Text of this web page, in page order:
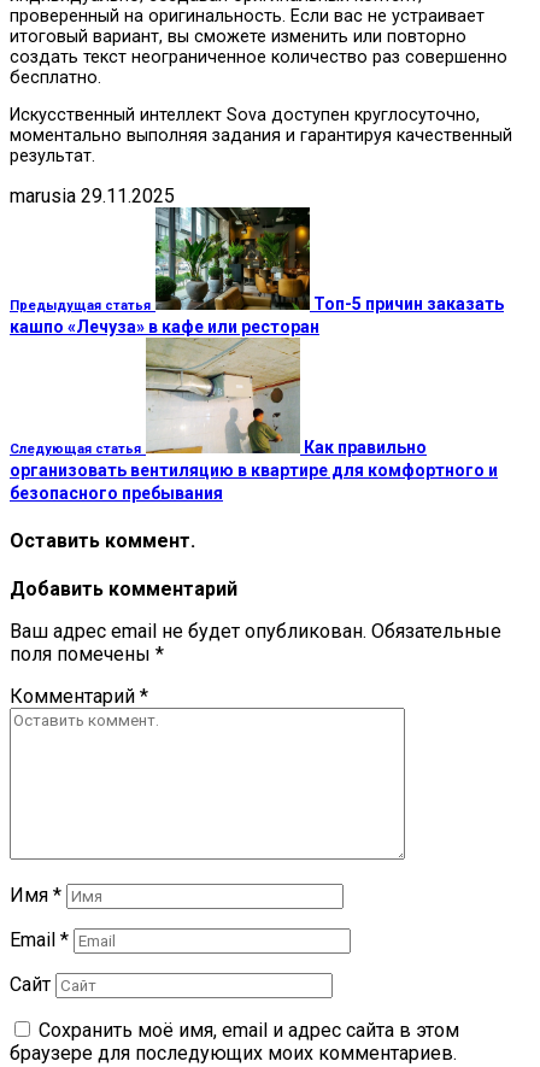
проверенный на оригинальность. Если вас не устраивает
итоговый вариант, вы сможете изменить или повторно
создать текст неограниченное количество раз совершенно
бесплатно.
Искусственный интеллект Sova доступен круглосуточно,
моментально выполняя задания и гарантируя качественный
результат.
marusia 29.11.2025
Предыдущая статья
Топ-5 причин заказать
кашпо «Лечуза» в кафе или ресторан
Следующая статья
Как правильно
организовать вентиляцию в квартире для комфортного и
безопасного пребывания
Оставить коммент.
Добавить комментарий
Ваш адрес email не будет опубликован. Обязательные
поля помечены *
Комментарий *
Имя *
Email *
Сайт
Сохранить моё имя, email и адрес сайта в этом
браузере для последующих моих комментариев.